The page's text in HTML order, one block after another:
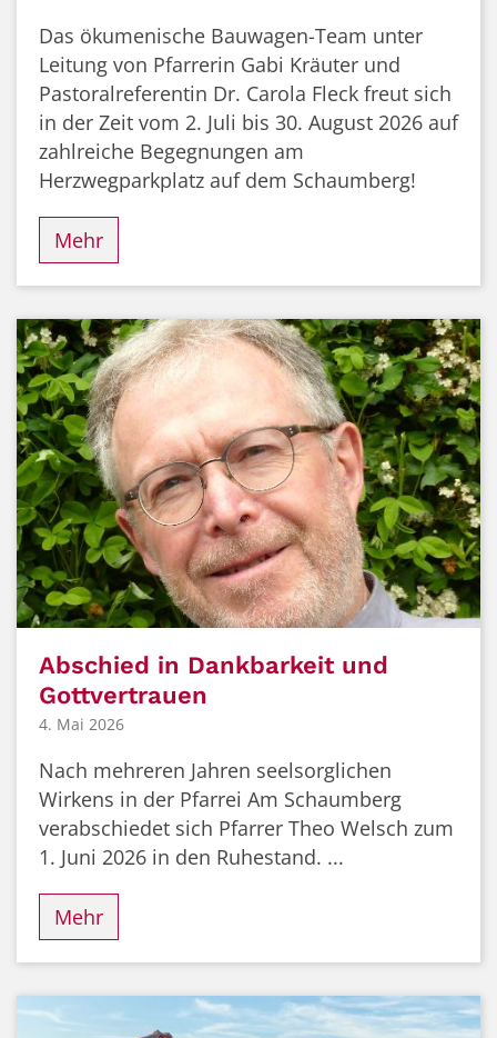
Das ökumenische Bauwagen-Team unter
Leitung von Pfarrerin Gabi Kräuter und
Pastoralreferentin Dr. Carola Fleck freut sich
in der Zeit vom 2. Juli bis 30. August 2026 auf
zahlreiche Begegnungen am
Herzwegparkplatz auf dem Schaumberg!
Mehr
Abschied in Dankbarkeit und
Gottvertrauen
4. Mai 2026
Nach mehreren Jahren seelsorglichen
Wirkens in der Pfarrei Am Schaumberg
verabschiedet sich Pfarrer Theo Welsch zum
1. Juni 2026 in den Ruhestand. ...
Mehr